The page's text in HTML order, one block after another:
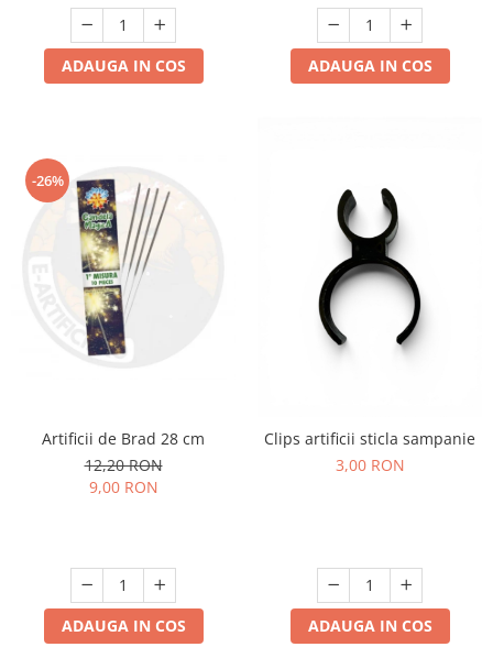
ADAUGA IN COS ADAUGA IN COS
-26%
Artificii de Brad 28 cm
12,20 RON
9,00 RON
ADAUGA IN COS
Clips artificii sticla sampanie
3,00 RON
ADAUGA IN COS